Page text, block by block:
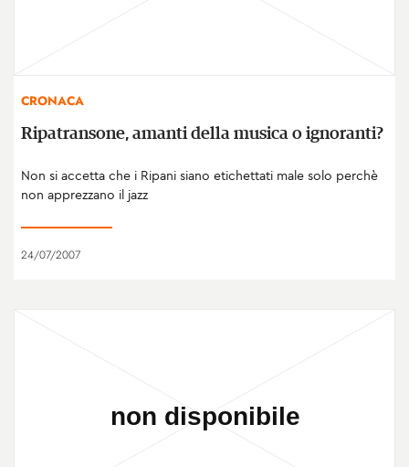
CRONACA
Ripatransone, amanti della musica o ignoranti?
Non si accetta che i Ripani siano etichettati male solo perchè
non apprezzano il jazz
24/07/2007